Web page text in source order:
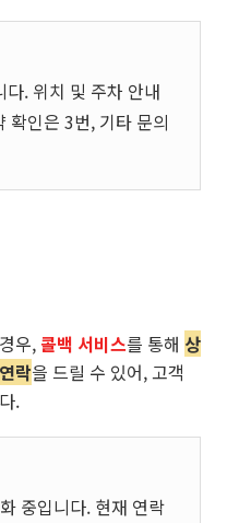
. 위치 및 주차 안내
확인은 3번, 기타 문의
우, 콜백 서비스를 통해 상
락을 드릴 수 있어, 고객
.
중입니다. 현재 연락